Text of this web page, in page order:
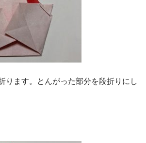
ります。とんがった部分を段折りにし